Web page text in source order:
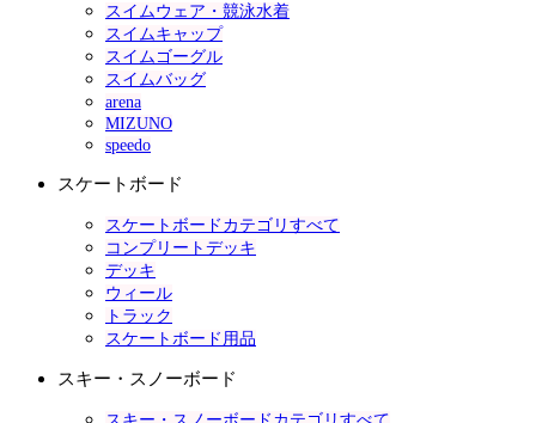
スイムウェア・競泳水着
スイムキャップ
スイムゴーグル
スイムバッグ
arena
MIZUNO
speedo
スケートボード
スケートボードカテゴリすべて
コンプリートデッキ
デッキ
ウィール
トラック
スケートボード用品
スキー・スノーボード